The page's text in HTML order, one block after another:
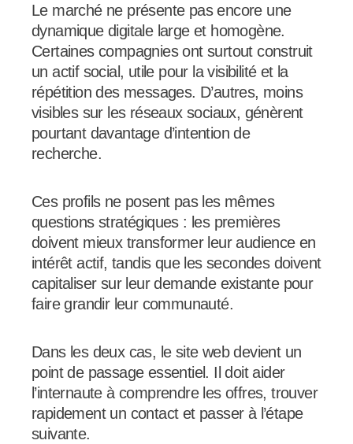
Le marché ne présente pas encore une
dynamique digitale large et homogène.
Certaines compagnies ont surtout construit
un actif social, utile pour la visibilité et la
répétition des messages. D’autres, moins
visibles sur les réseaux sociaux, génèrent
pourtant davantage d’intention de
recherche.
Ces profils ne posent pas les mêmes
questions stratégiques : les premières
doivent mieux transformer leur audience en
intérêt actif, tandis que les secondes doivent
capitaliser sur leur demande existante pour
faire grandir leur communauté.
Dans les deux cas, le site web devient un
point de passage essentiel. Il doit aider
l’internaute à comprendre les offres, trouver
rapidement un contact et passer à l’étape
suivante.